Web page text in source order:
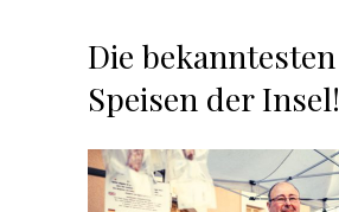
Die bekanntesten
Speisen der Insel!